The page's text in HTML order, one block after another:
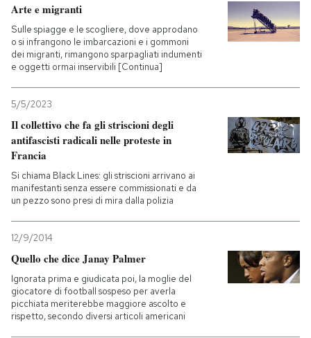
Arte e migranti
Sulle spiagge e le scogliere, dove approdano
o si infrangono le imbarcazioni e i gommoni
dei migranti, rimangono sparpagliati indumenti
e oggetti ormai inservibili [Continua]
5/5/2023
Il collettivo che fa gli striscioni degli
antifascisti radicali nelle proteste in
Francia
Si chiama Black Lines: gli striscioni arrivano ai
manifestanti senza essere commissionati e da
un pezzo sono presi di mira dalla polizia
12/9/2014
Quello che dice Janay Palmer
Ignorata prima e giudicata poi, la moglie del
giocatore di football sospeso per averla
picchiata meriterebbe maggiore ascolto e
rispetto, secondo diversi articoli americani